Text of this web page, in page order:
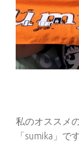
私のオススメ
「sumika」で